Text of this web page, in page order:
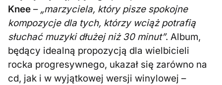
Knee –„marzyciela, który pisze spokojne
kompozycje dla tych, którzy wciąż potrafią
słuchać muzyki dłużej niż 30 minut”. Album,
będący idealną propozycją dla wielbicieli
rocka progresywnego, ukazał się zarówno na
cd, jak i w wyjątkowej wersji winylowej –